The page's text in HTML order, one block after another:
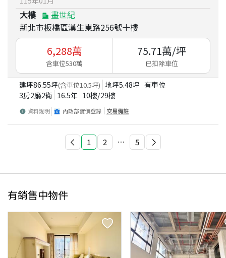
大樓
畫世紀
新北市板橋區漢生東路256號十樓
6,288萬
含車位530萬
75.71萬/坪
已扣除車位
建坪86.55坪(含車位10.5坪) 地坪5.48坪 有車位
3房2廳2衛 16.5年 10樓/29樓
資料說明 內政部實價登錄 交易備註
1 2 ⋯ 5
有銷售中物件